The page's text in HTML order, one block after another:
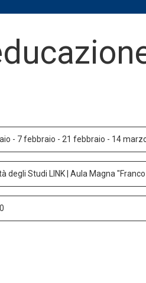
- 7 febbraio - 21 febbraio - 14
degli Studi LINK | Aula Magna